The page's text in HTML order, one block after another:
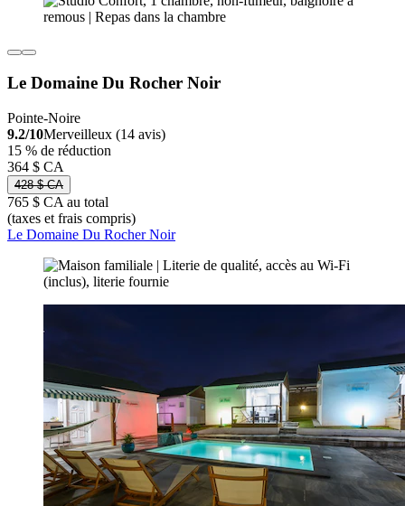
Le Domaine Du Rocher Noir
Pointe-Noire
9.2/10Merveilleux (14 avis)
15 % de réduction
364 $ CA
428 $ CA
765 $ CA au total
(taxes et frais compris)
Le Domaine Du Rocher Noir